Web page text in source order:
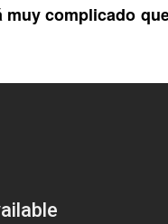
complicado